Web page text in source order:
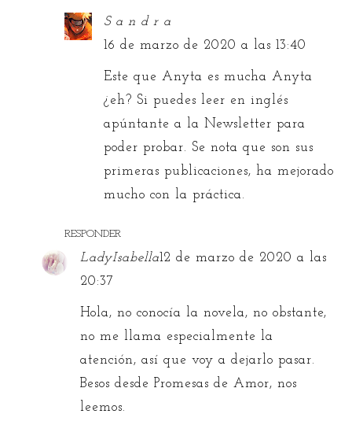
S a n d r a
16 de marzo de 2020 a las 13:40
Este que Anyta es mucha Anyta
¿eh? Si puedes leer en inglés
apúntante a la Newsletter para
poder probar. Se nota que son sus
primeras publicaciones, ha mejorado
mucho con la práctica.
RESPONDER
LadyIsabella12 de marzo de 2020 a las
20:37
Hola, no conocía la novela, no obstante,
no me llama especialmente la
atención, así que voy a dejarlo pasar.
Besos desde Promesas de Amor, nos
leemos.